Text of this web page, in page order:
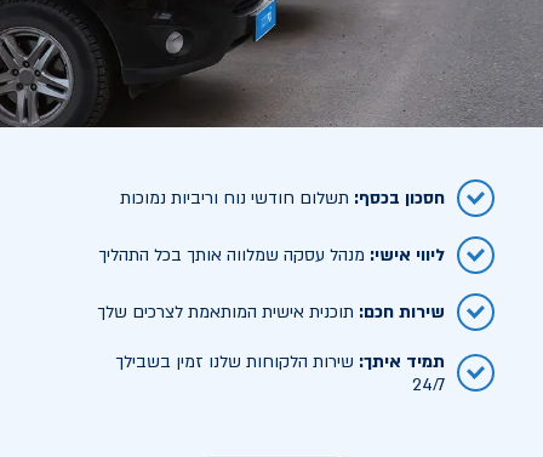
חסכון בכסף: תשלום חודשי נוח וריביות נמוכות
ליווי אישי: מנהל עסקה שמלווה אותך בכל התהליך
שירות חכם: תוכנית אישית המותאמת לצרכים שלך
תמיד איתך: שירות הלקוחות שלנו זמין בשבילך
24/7